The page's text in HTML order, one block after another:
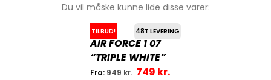
Du vil måske kunne lide disse varer:
TILBUD! 48T LEVERING
AIR FORCE 1 07
“TRIPLE WHITE”
Fra:949kr. 749 kr.